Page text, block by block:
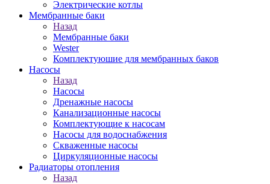
Электрические котлы
Мембранные баки
Назад
Мембранные баки
Wester
Комплектуюшие для мембранных баков
Насосы
Назад
Насосы
Дренажные насосы
Канализационные насосы
Комплектующие к насосам
Насосы для водоснабжения
Скваженные насосы
Циркуляционные насосы
Радиаторы отопления
Назад